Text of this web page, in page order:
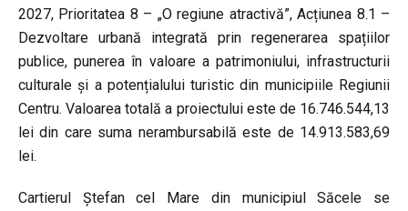
2027, Prioritatea 8 – „O regiune atractivă”, Acțiunea 8.1 –
Dezvoltare urbană integrată prin regenerarea spațiilor
publice, punerea în valoare a patrimoniului, infrastructurii
culturale și a potențialului turistic din municipiile Regiunii
Centru. Valoarea totală a proiectului este de 16.746.544,13
lei din care suma nerambursabilă este de 14.913.583,69
lei.
Cartierul Ștefan cel Mare din municipiul Săcele se